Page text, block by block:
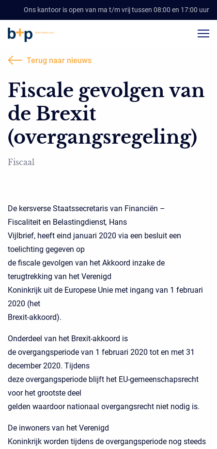
Ons kantoor is open van ma t/m vrij tussen 08:00 en 17:00 uur
Terug naar nieuws
Fiscale gevolgen van
de Brexit
(overgangsregeling)
Fiscaal
De kersverse Staatssecretaris van Financiën –
Fiscaliteit en Belastingdienst, Hans
Vijlbrief, heeft eind januari 2020 via een besluit een
toelichting gegeven op
de fiscale gevolgen van het Akkoord inzake de
terugtrekking van het Verenigd
Koninkrijk uit de Europese Unie met ingang van 1 februari
2020 (het
Brexit-akkoord).
Onderdeel van het Brexit-akkoord is
de overgangsperiode van 1 februari 2020 tot en met 31
december 2020. Tijdens
deze overgangsperiode blijft het EU-gemeenschapsrecht
voor het grootste deel
gelden waardoor nationaal overgangsrecht niet nodig is.
De inwoners van het Verenigd
Koninkrijk worden tijdens de overgangsperiode nog steeds